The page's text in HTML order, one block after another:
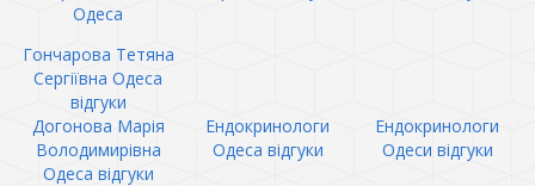
Одеса
Гончарова Тетяна
Сергіївна Одеса
відгуки
Догонова Марія
Володимирівна
Одеса відгуки
Ендокринологи
Одеса відгуки
Ендокринологи
Одеси відгуки